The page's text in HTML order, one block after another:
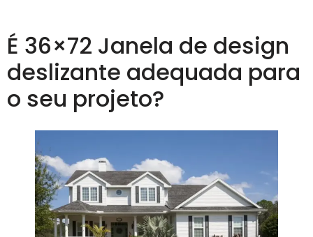
É 36×72 Janela de design
deslizante adequada para
o seu projeto?